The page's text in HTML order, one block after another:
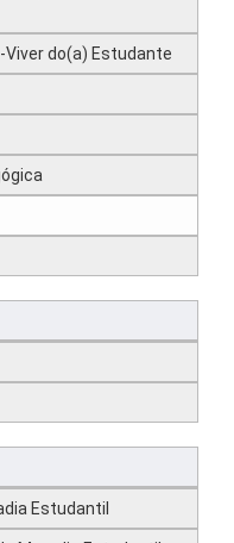
Viver do(a) Estudante
Estudantil